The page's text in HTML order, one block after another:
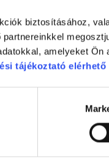
biztosításához,
amelyeket Ön
tájékoztató elérhető